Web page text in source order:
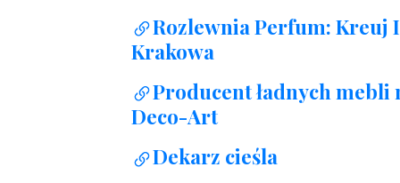
Rozlewnia Perfum: Kreuj
Krakowa
Producent ładnych
Deco-Art
Dekarz cieśla